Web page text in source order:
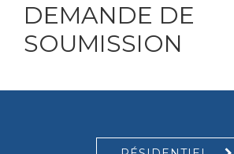
DEMANDE DE
SOUMISSION